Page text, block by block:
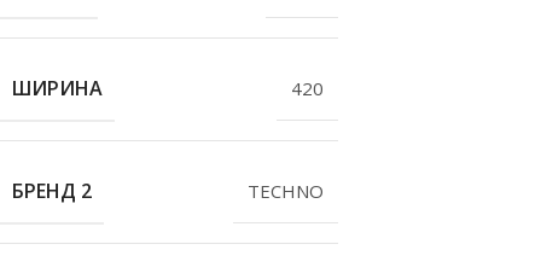
ШИРИНА 420
БРЕНД 2 TECHNO